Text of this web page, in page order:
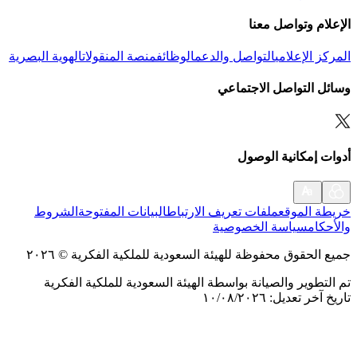
الإعلام وتواصل معنا
المركز الإعلاميالتواصل والدعمالوظائفمنصة المنقولاتالهوية البصرية
وسائل التواصل الاجتماعي
أدوات إمكانية الوصول
خريطة الموقعملفات تعريف الارتباطالبيانات المفتوحة الشروط
والأحكامسياسة الخصوصية
جميع الحقوق محفوظة للهيئة السعودية للملكية الفكرية © ٢٠٢٦
تم التطوير والصيانة بواسطة الهيئة السعودية للملكية الفكرية
تاريخ آخر تعديل: ١٠/٠٨/٢٠٢٦